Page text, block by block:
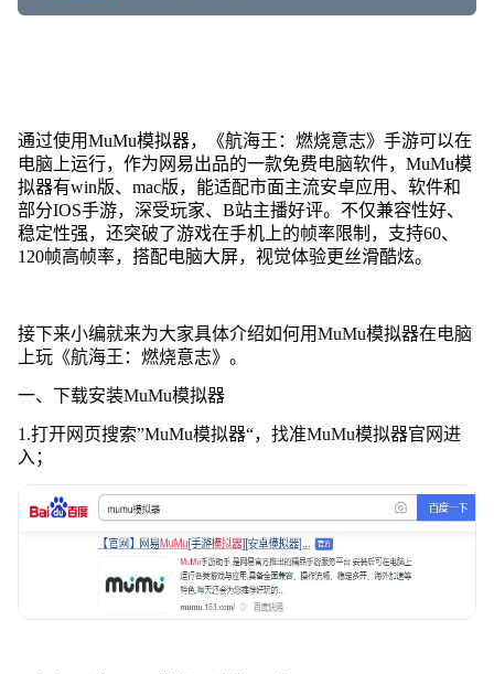
通过使用MuMu模拟器，《航海王：燃烧意志》手游可以在
电脑上运行，作为网易出品的一款免费电脑软件，MuMu模
拟器有win版、mac版，能适配市面主流安卓应用、软件和
部分IOS手游，深受玩家、B站主播好评。不仅兼容性好、
稳定性强，还突破了游戏在手机上的帧率限制，支持60、
120帧高帧率，搭配电脑大屏，视觉体验更丝滑酷炫。
接下来小编就来为大家具体介绍如何用MuMu模拟器在电脑
上玩《航海王：燃烧意志》。
一、下载安装MuMu模拟器
1.打开网页搜索”MuMu模拟器“，找准MuMu模拟器官网进
入；